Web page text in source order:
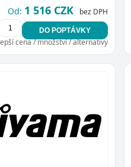
Od: 1 516 CZK bez DPH
DO POPTÁVKY
cena / množství / alternativy